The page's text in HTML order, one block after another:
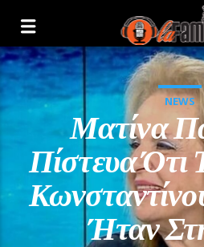
NEWS
Ματίνα
Πίστευα Ότι
Ήταν